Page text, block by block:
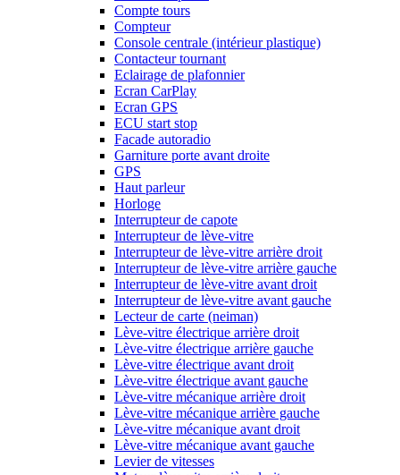
Compte tours
Compteur
Console centrale (intérieur plastique)
Contacteur tournant
Eclairage de plafonnier
Ecran CarPlay
Ecran GPS
ECU start stop
Facade autoradio
Garniture porte avant droite
GPS
Haut parleur
Horloge
Interrupteur de capote
Interrupteur de lève-vitre
Interrupteur de lève-vitre arrière droit
Interrupteur de lève-vitre arrière gauche
Interrupteur de lève-vitre avant droit
Interrupteur de lève-vitre avant gauche
Lecteur de carte (neiman)
Lève-vitre électrique arrière droit
Lève-vitre électrique arrière gauche
Lève-vitre électrique avant droit
Lève-vitre électrique avant gauche
Lève-vitre mécanique arrière droit
Lève-vitre mécanique arrière gauche
Lève-vitre mécanique avant droit
Lève-vitre mécanique avant gauche
Levier de vitesses